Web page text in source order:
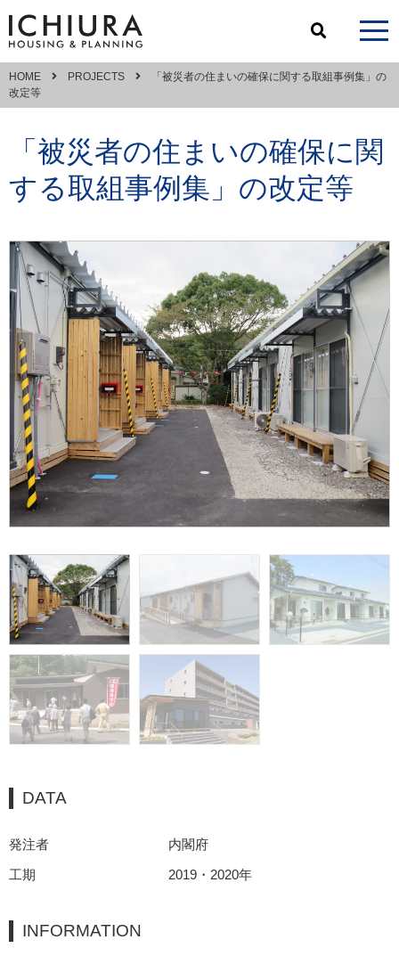
HOME PROJECTS
「被災者の住まいの確保に関する取組事例集」の
改定等
「被災者の住まいの確保に関
する取組事例集」の改定等
馬水地区 南面
DATA
発注者
内閣府
工期
2019・2020年
INFORMATION